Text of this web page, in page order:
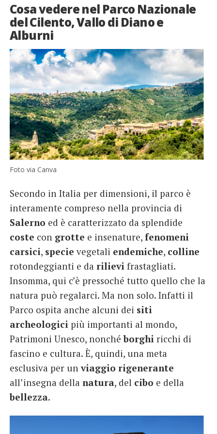
Cosa vedere nel Parco Nazionale
del Cilento, Vallo di Diano e
Alburni
Foto via Canva
Secondo in Italia per dimensioni, il parco è
interamente compreso nella provincia di
Salerno ed è caratterizzato da splendide
coste con grotte e insenature, fenomeni
carsici, specie vegetali endemiche, colline
rotondeggianti e da rilievi frastagliati.
Insomma, qui c’è pressoché tutto quello che la
natura può regalarci. Ma non solo. Infatti il
Parco ospita anche alcuni dei siti
archeologici più importanti al mondo,
Patrimoni Unesco, nonchéborghi ricchi di
fascino e cultura. È, quindi, una meta
esclusiva per unviaggio rigenerante
all’insegna della natura, del cibo e della
bellezza.